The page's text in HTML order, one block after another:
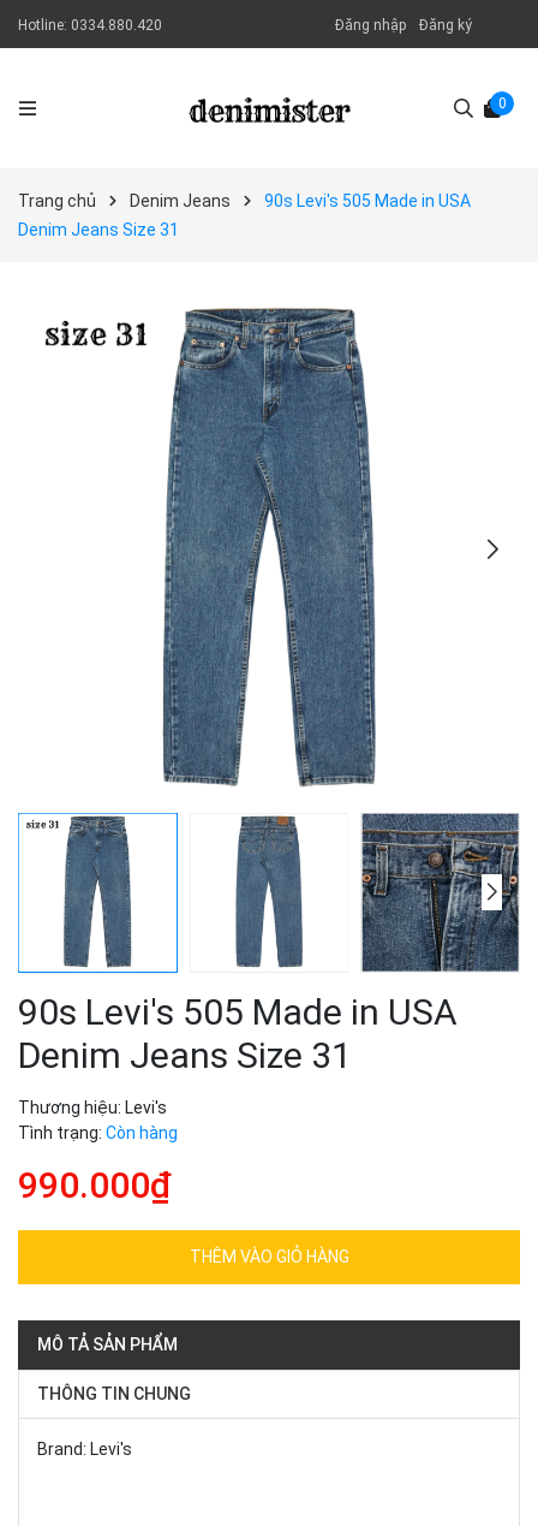
Hotline: 0334.880.420 Đăng nhập Đăng ký
0
Trang chủ Denim Jeans
90s Levi's 505 Made in USA
Denim Jeans Size 31
90s Levi's 505 Made in USA
Denim Jeans Size 31
Thương hiệu: Levi's
Tình trạng: Còn hàng
990.000₫
THÊM VÀO GIỎ HÀNG
MÔ TẢ SẢN PHẨM
THÔNG TIN CHUNG
Brand: Levi's